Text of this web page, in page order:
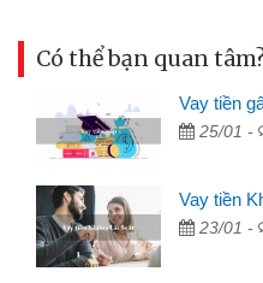
Có thể bạn quan
Vay tiền
25/01 -
Vay tiền
23/01 -